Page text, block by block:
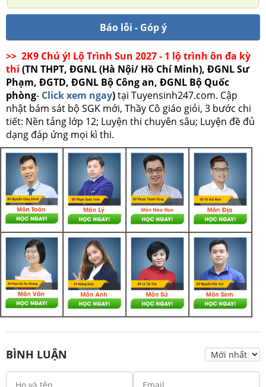
Báo lỗi - Góp ý
>> 2K9 Chú ý! Lộ Trình Sun 2027 - 1 lộ trình ôn đa kỳ
thi (TN THPT, ĐGNL (Hà Nội/ Hồ Chí Minh), ĐGNL Sư
Phạm, ĐGTD, ĐGNL Bộ Công an, ĐGNL Bộ Quốc
phòng- Click xem ngay)tại Tuyensinh247.com. Cập
nhật bám sát bộ SGK mới, Thầy Cô giáo giỏi, 3 bước chi
tiết: Nền tảng lớp 12; Luyện thi chuyên sâu; Luyện đề đủ
dạng đáp ứng mọi kì thi.
BÌNH LUẬN